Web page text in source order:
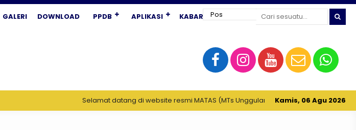
GALERI DOWNLOAD PPDB APLIKASI KABAR TERKINI
Kamis, 06 Agu 2026
Selamat datang di website resmi MATAS (MTs Unggulan Sabilillah) Fastabiqul Kairot